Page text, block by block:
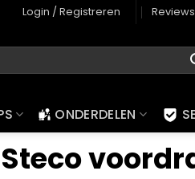
Login / Registreren Reviews
ONDERDELEN
Steco